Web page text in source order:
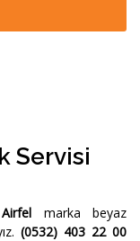
Servisi
Airfel marka beyaz
(0532) 403 22 00